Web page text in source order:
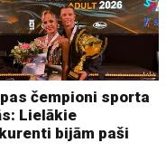
čempioni sporta
Lielākie
bijām paši